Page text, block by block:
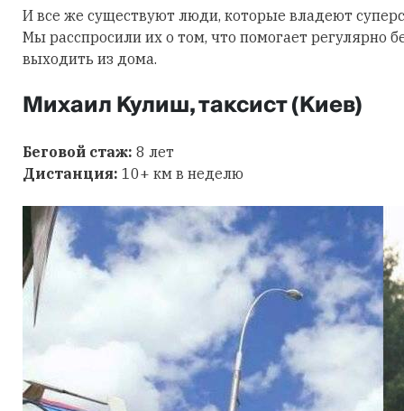
И все же существуют люди, которые владеют
Мы расспросили их о том, что помогает регулярно
выходить из дома.
Михаил Кулиш, таксист (Киев)
Беговой стаж: 8 лет
Дистанция: 10+ км в неделю